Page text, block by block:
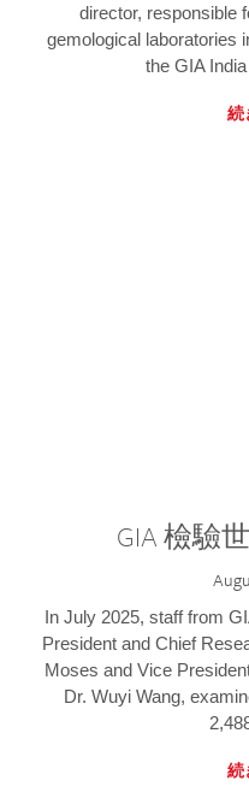
director, responsible
gemological laboratories
the GIA
続
GIA 檢驗
In July 2025, staff from
President and Chief
Moses and Vice
Dr. Wuyi Wang,
続